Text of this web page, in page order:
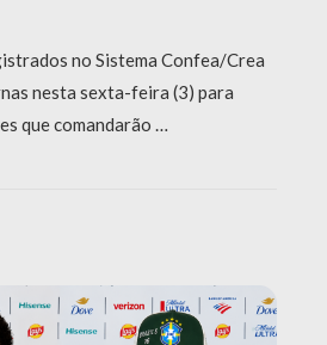
no Sistema Confea/Crea
nesta sexta-feira (3) para
que comandarão …